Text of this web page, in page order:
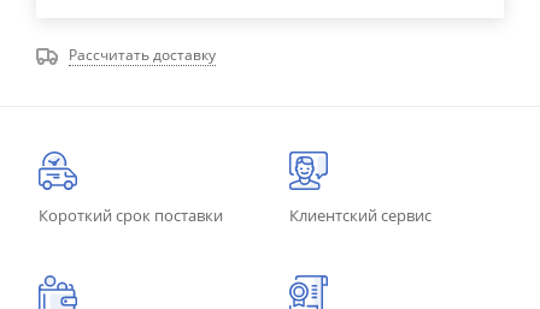
Рассчитать доставку
Короткий срок поставки Клиентский сервис